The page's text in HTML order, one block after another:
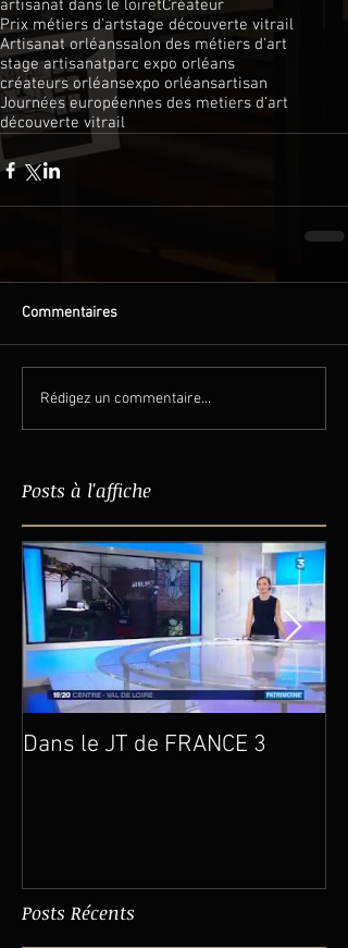
artisanat dans le loiretCréateur
Prix métiers d'artstage découverte vitrail
Artisanat orléanssalon des métiers d'art
stage artisanatparc expo orléans
créateurs orléansexpo orléansartisan
Journées européennes des metiers d'art
découverte vitrail
Commentaires
Rédigez un commentaire...
Posts à l'affiche
Dans le JT de FRANCE 3
Posts Récents